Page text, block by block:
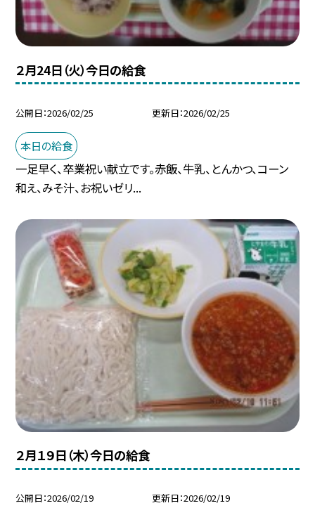
２月24日（火）今日の給食
公開日 2026/02/25 更新日 2026/02/25
本日の給食
一足早く、卒業祝い献立です。赤飯、牛乳、とんかつ、コーン
和え、みそ汁、お祝いゼリ...
２月１９日（木）今日の給食
公開日 2026/02/19 更新日 2026/02/19